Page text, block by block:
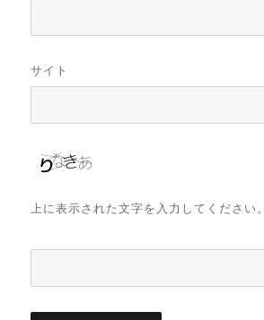
サイト
上に表示された文字を入力してください。